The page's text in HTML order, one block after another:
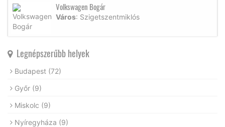
Volkswagen Bogár
Város: Szigetszentmiklós
Legnépszerűbb helyek
Budapest (72)
Győr (9)
Miskolc (9)
Nyíregyháza (9)